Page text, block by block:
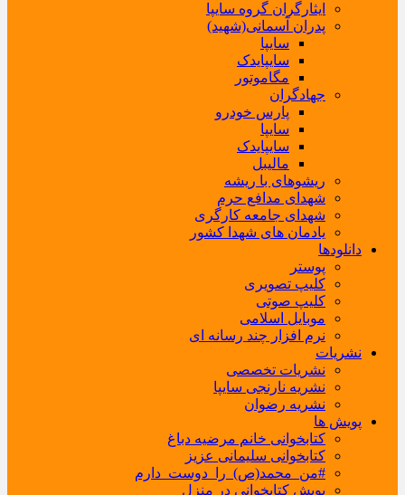
ایثارگران گروه سایپا
پدران آسمانی(شهید)
سایپا
سایپایدک
مگاموتور
جهادگران
پارس خودرو
سایپا
سایپایدک
مالیبل
ریشوهای با ریشه
شهدای مدافع حرم
شهدای جامعه کارگری
یادمان های شهدا کشور
دانلودها
پوستر
کلیپ تصویری
کلیپ صوتی
موبایل اسلامی
نرم افزار چند رسانه ای
نشریات
نشریات تخصصی
نشریه نارنجی سایپا
نشریه رضوان
پویش ها
کتابخوانی خانم مرضیه دباغ
کتابخوانی سلیمانی عزیز
#من_محمد(ص)_را_دوست_دارم
پویش کتابخوانی در منزل